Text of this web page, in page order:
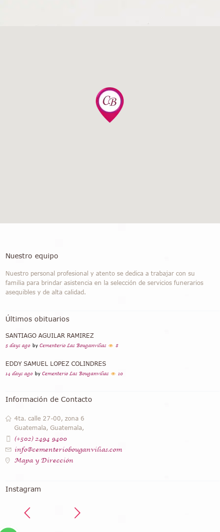
Nuestro equipo
Nuestro personal profesional y atento se dedica a trabajar con su
familia para brindar asistencia en la selección de servicios funerarios
asequibles y de alta calidad.
Últimos obituarios
SANTIAGO AGUILAR RAMIREZ
5 days ago by Cementerio Las Bouganvilias 8
EDDY SAMUEL LOPEZ COLINDRES
14 days ago by Cementerio Las Bouganvilias 10
Información de Contacto
4ta. calle 27-00, zona 6
Guatemala, Guatemala,
(+502) 2494 9400
info@cementeriobouganvilias.com
Mapa y Dirección
Instagram